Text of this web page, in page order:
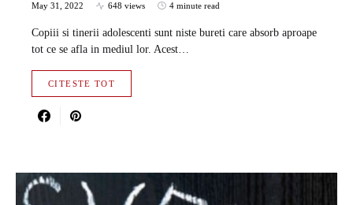
May 31, 2022 648 views 4 minute read
Copiii si tinerii adolescenti sunt niste bureti care absorb aproape
tot ce se afla in mediul lor. Acest…
CITESTE TOT